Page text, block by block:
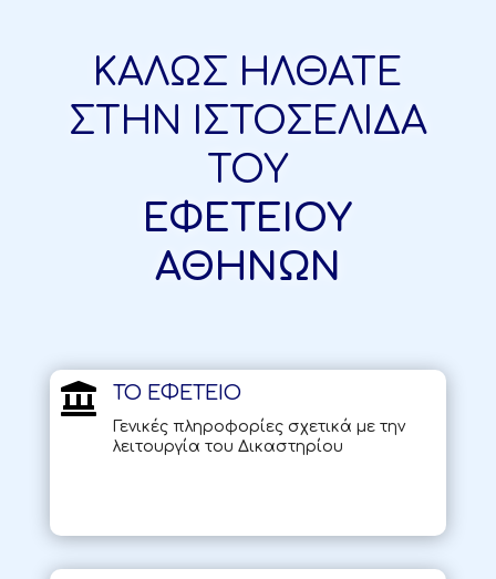
ΚΑΛΩΣ ΗΛΘΑΤΕ
ΣΤΗΝ ΙΣΤΟΣΕΛΙΔΑ
ΤΟΥ
ΕΦΕΤΕΙΟΥ
ΑΘΗΝΩΝ
 ΤΟ ΕΦΕΤΕΙΟ
Γενικές πληροφορίες σχετικά με την
λειτουργία του Δικαστηρίου